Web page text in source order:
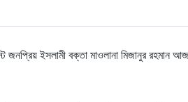
জনপ্রিয় ইসলামী বক্তা মাওলানা মিজানুর রহমান